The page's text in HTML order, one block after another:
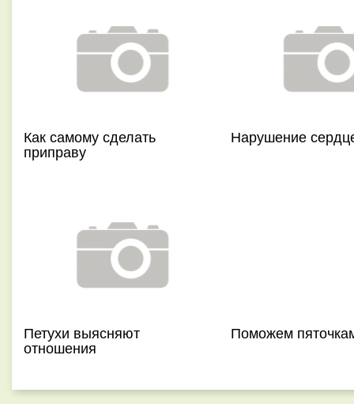
Как самому сделать
приправу
Нарушение
Петухи выясняют
отношения
Поможем